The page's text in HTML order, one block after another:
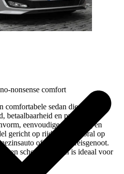
nonsense comfort
sedan die vooral
en praktische
eenvoudige bediening en
gericht op rijders die vooral op
of zakelijke reisgenoot.
een scherpe prijs en is ideaal voor